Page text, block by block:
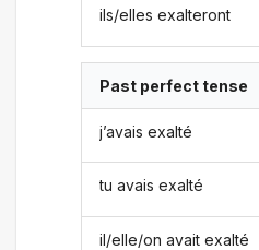
ils/elles exalteront
Past perfect tense
j’avais exalté
tu avais exalté
il/elle/on avait exalté